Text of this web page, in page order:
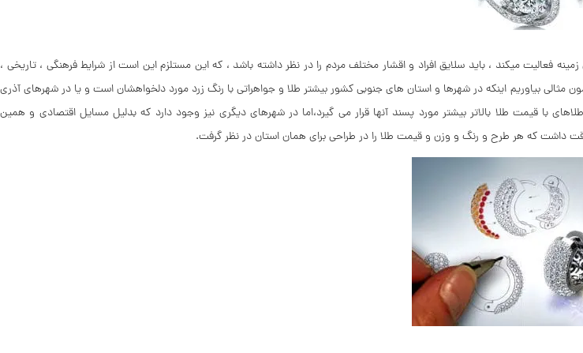
فعالیت میکند ، باید سلایق افراد و اقشار مختلف مردم را در نظر داشته باشد ، که این مستلزم این است از شرایط فرهنگی ، تاریخی ،
بیاوریم اینکه در شهرها و استان های جنوبی کشور بیشتر طلا و جواهراتی با رنگ زرد مورد دلخواهشان است و یا در شهرهای آذری
قیمت طلا بالاتر بیشتر مورد پسند آنها قرار می گیرد،اما در شهرهای دیگری نیز وجود دارد که بدلیل مسایل اقتصادی و همین
داشت که هر طرح و رنگ و وزن و قیمت طلا را در طراحی برای همان استان در نظر گرفت.